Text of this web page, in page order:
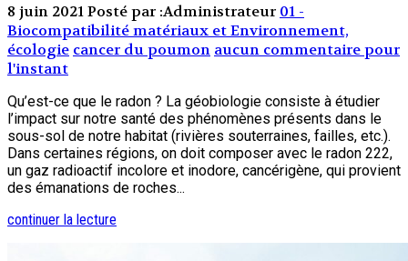
8 juin 2021Posté par :Administrateur 01 -
Biocompatibilité matériaux et Environnement,
écologie cancer du poumon aucun commentaire pour
l'instant
Qu’est-ce que le radon ? La géobiologie consiste à étudier
l’impact sur notre santé des phénomènes présents dans le
sous-sol de notre habitat (rivières souterraines, failles, etc.).
Dans certaines régions, on doit composer avec le radon 222,
un gaz radioactif incolore et inodore, cancérigène, qui provient
des émanations de roches...
continuer la lecture